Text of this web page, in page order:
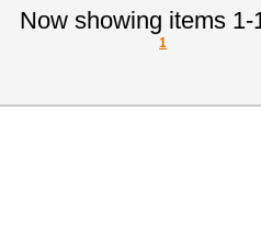
Now showing items 1-
1